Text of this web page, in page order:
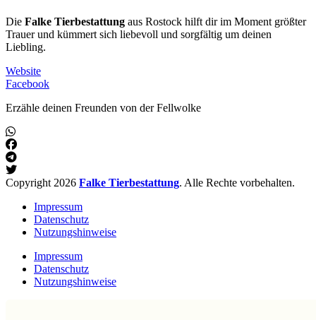
Die Falke Tierbestattung aus Rostock hilft dir im Moment größter
Trauer und kümmert sich liebevoll und sorgfältig um deinen
Liebling.
Website
Facebook
Erzähle deinen Freunden von der Fellwolke
Copyright 2026 Falke Tierbestattung. Alle Rechte vorbehalten.
Impressum
Datenschutz
Nutzungshinweise
Impressum
Datenschutz
Nutzungshinweise